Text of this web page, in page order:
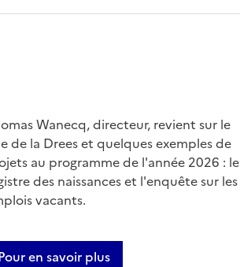
Wanecq, directeur, revient sur le
de la Drees et quelques exemples de
au programme de l'année 2026 : le
des naissances et l'enquête sur les
vacants.
en savoir plus